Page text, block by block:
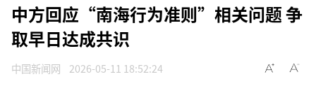
中方回应“南海行为准则”相关问题 争
取早日达成共识
中国新闻网 2026-05-11 18:52:24